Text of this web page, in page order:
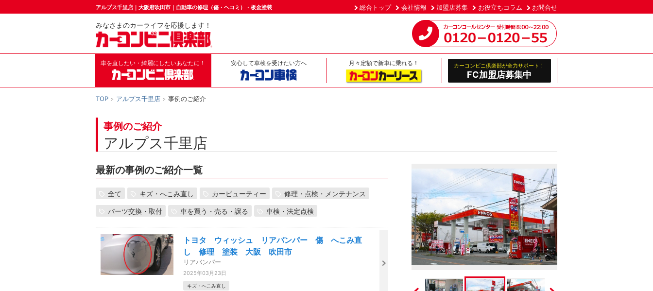
アルプス千里店｜大阪府吹田市｜自動車の修理（傷・ヘコミ）・板金塗装 総合トップ 会社情報 加盟店募集 お役立ちコラム お問合せ
みなさまのカーライフを応援します！
車を直したい・綺麗にしたいあなたに！ 安心して車検を受けたい方へ 月々定額で新車に乗れる！ カーコンビニ倶楽部が全力サポート！
FC加盟店募集中
TOP アルプス千里店 事例のご紹介
事例のご紹介
アルプス千里店
最新の事例のご紹介一覧
全て キズ・へこみ直し カービューティー 修理・点検・メンテナンス
パーツ交換・取付 車を買う・売る・譲る 車検・法定点検
トヨタ ウィッシュ リアバンパー 傷 へこみ直
し 修理 塗装 大阪 吹田市
リアバンパー
2025年03月23日
キズ・へこみ直し